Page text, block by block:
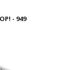
- 949